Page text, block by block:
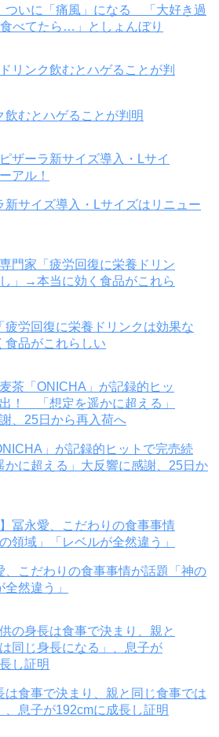
ついに「痛風」になる 「大好き過
べてたら…」としょんぼり
飲むとハゲることが判明
新サイズ導入・Lサイズはリニュー
疲労回復に栄養ドリンクは効果な
品がこれらしい
」が記録的ヒットで完売続
に超える」大反響に感謝、25日か
、こだわりの食事事情が話題「神の
然違う」
は食事で決まり、親と同じ食事では
、息子が192cmに成長し証明